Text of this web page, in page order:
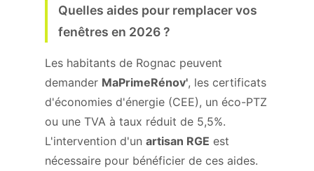
Quelles aides pour remplacer vos
fenêtres en 2026 ?
Les habitants de Rognac peuvent
demander MaPrimeRénov', les certificats
d'économies d'énergie (CEE), un éco-PTZ
ou une TVA à taux réduit de 5,5%.
L'intervention d'un artisan RGE est
nécessaire pour bénéficier de ces aides.